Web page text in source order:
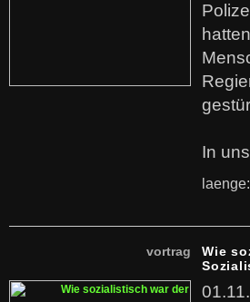
In
laenge:
vortrag
Wie